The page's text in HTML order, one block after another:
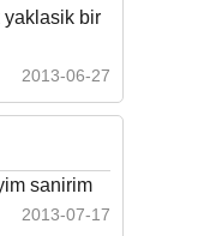
yaklasik bir
2013-06-27
sanirim
2013-07-17